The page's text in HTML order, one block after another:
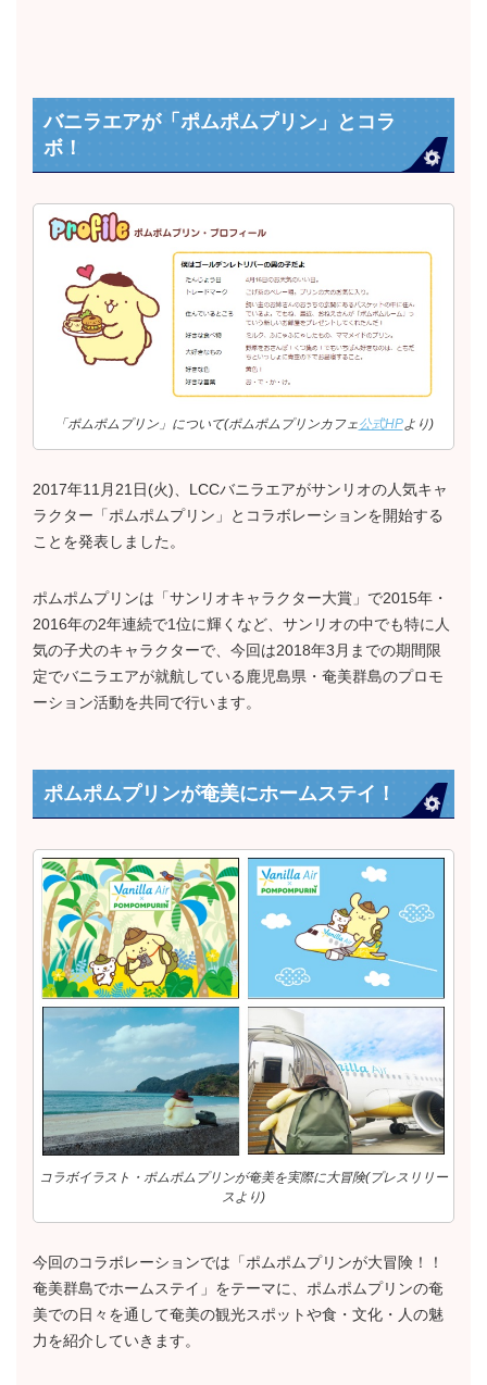
バニラエアが「ポムポムプリン」とコラ
ボ！
「ポムポムプリン」について(ポムポムプリンカフェ公式HPより)
2017年11月21日(火)、LCCバニラエアがサンリオの人気キャ
ラクター「ポムポムプリン」とコラボレーションを開始する
ことを発表しました。
ポムポムプリンは「サンリオキャラクター大賞」で2015年・
2016年の2年連続で1位に輝くなど、サンリオの中でも特に人
気の子犬のキャラクターで、今回は2018年3月までの期間限
定でバニラエアが就航している鹿児島県・奄美群島のプロモ
ーション活動を共同で行います。
ポムポムプリンが奄美にホームステイ！
コラボイラスト・ポムポムプリンが奄美を実際に大冒険(プレスリリー
スより)
今回のコラボレーションでは「ポムポムプリンが大冒険！！
奄美群島でホームステイ」をテーマに、ポムポムプリンの奄
美での日々を通して奄美の観光スポットや食・文化・人の魅
力を紹介していきます。